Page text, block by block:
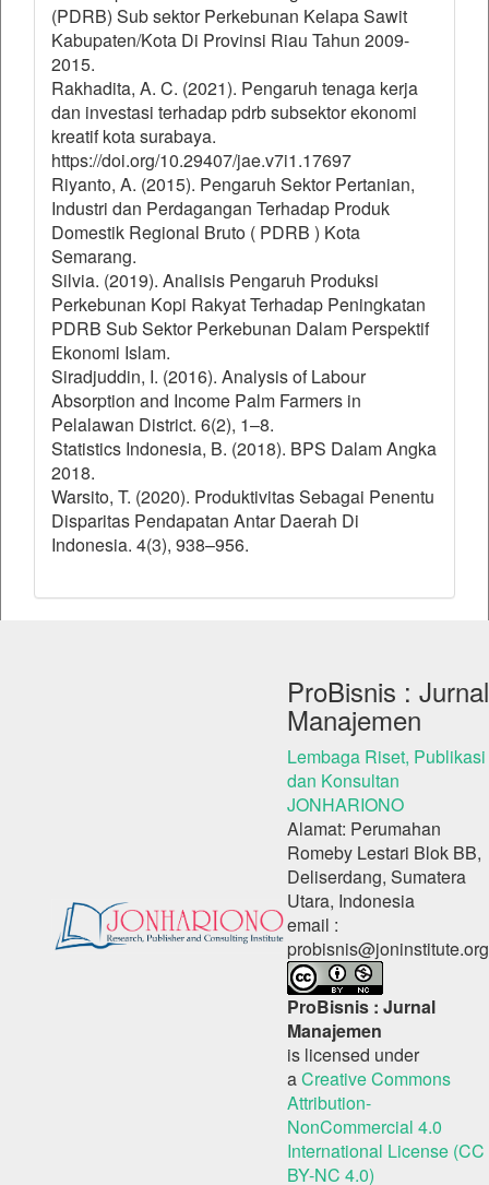
(PDRB) Sub sektor Perkebunan Kelapa Sawit
Kabupaten/Kota Di Provinsi Riau Tahun 2009-
2015.
Rakhadita, A. C. (2021). Pengaruh tenaga kerja
dan investasi terhadap pdrb subsektor ekonomi
kreatif kota surabaya.
https://doi.org/10.29407/jae.v7i1.17697
Riyanto, A. (2015). Pengaruh Sektor Pertanian,
Industri dan Perdagangan Terhadap Produk
Domestik Regional Bruto ( PDRB ) Kota
Semarang.
Silvia. (2019). Analisis Pengaruh Produksi
Perkebunan Kopi Rakyat Terhadap Peningkatan
PDRB Sub Sektor Perkebunan Dalam Perspektif
Ekonomi Islam.
Siradjuddin, I. (2016). Analysis of Labour
Absorption and Income Palm Farmers in
Pelalawan District. 6(2), 1–8.
Statistics Indonesia, B. (2018). BPS Dalam Angka
2018.
Warsito, T. (2020). Produktivitas Sebagai Penentu
Disparitas Pendapatan Antar Daerah Di
Indonesia. 4(3), 938–956.
ProBisnis : Jurnal
Manajemen
Lembaga Riset, Publikasi
dan Konsultan
JONHARIONO
Alamat: Perumahan
Romeby Lestari Blok BB,
Deliserdang, Sumatera
Utara, Indonesia
email :
probisnis@joninstitute.org
ProBisnis : Jurnal
Manajemen
is licensed under
aCreative Commons
Attribution-
NonCommercial 4.0
International License (CC
BY-NC 4.0)